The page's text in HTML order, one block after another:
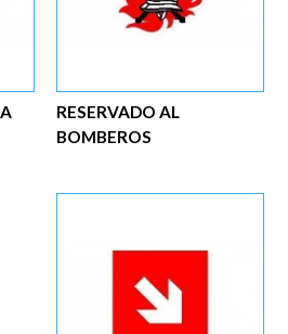
RESERVADO AL
BOMBEROS